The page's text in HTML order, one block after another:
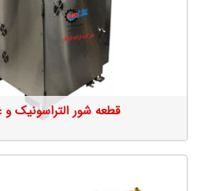
جزئیات محصول
قطعه شور التراسونیک و